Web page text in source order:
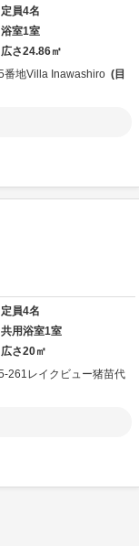
定員4名
浴室1室
広さ24.86㎡
番地Villa Inawashiro
目
定員4名
共用浴室1室
広さ20㎡
261レイクビュー猪苗代